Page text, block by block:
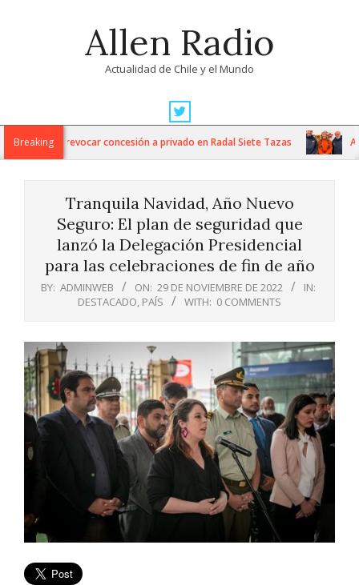
Allen Radio
Actualidad de Chile y el Mundo
Navigation
MenuBreakingrevocar concesión a privado en Radal Siete Tazas
Tranquila Navidad, Año Nuevo
Seguro: El plan de seguridad que
lanzó la Delegación Presidencial
para las celebraciones de fin de año
BY: ADMINWEB ON: 29 DE NOVIEMBRE DE 2022
IN:
DESTACADO, PAÍS WITH: 0 COMMENTS